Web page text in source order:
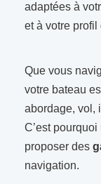
adaptées à
et à votre
Que vous
votre bateau
abordage, vol,
C’est
proposer des
navigation.